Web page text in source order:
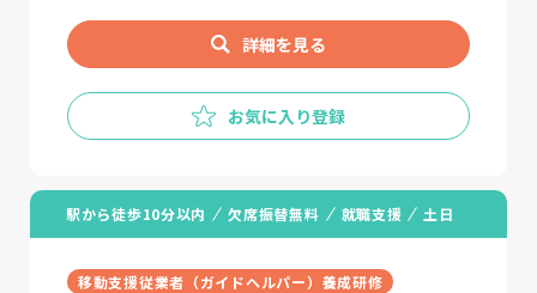
詳細を見る
お気に入り登録
駅から徒歩10分以内 欠席振替無料 就職支援 土日
移動支援従業者（ガイドヘルパー）養成研修